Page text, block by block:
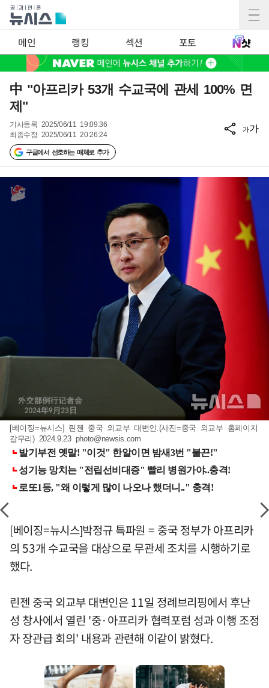
메인 랭킹 섹션 포토
中 "아프리카 53개 수교국에 관세 100% 면
제"
기사등록 2025/06/11 19:09:36
최종수정 2025/06/11 20:26:24
구글에서 선호하는 매체로 추가
가가
[베이징=뉴시스] 린젠 중국 외교부 대변인.(사진=중국 외교부 홈페이지
갈무리) 2024.9.23 photo@newsis.com
[베이징=뉴시스]박정규 특파원 = 중국 정부가 아프리카
의 53개 수교국을 대상으로 무관세 조치를 시행하기로
했다.
린젠 중국 외교부 대변인은 11일 정례브리핑에서 후난
성 창사에서 열린 '중·아프리카 협력포럼 성과 이행 조정
자 장관급 회의' 내용과 관련해 이같이 밝혔다.